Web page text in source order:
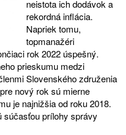
neistota ich dodávok a
rekordná inflácia.
Napriek tomu,
topmanažéri
rok 2022 úspešný.
prieskumu medzi
Slovenského združenia
nový rok sú mierne
je najnižšia od roku 2018.
súčasťou prílohy správy